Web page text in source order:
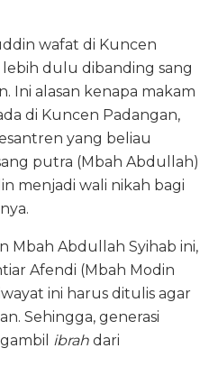
wafat di Kuncen
dulu dibanding sang
Ini alasan kenapa makam
di Kuncen Padangan,
yang beliau
putra (Mbah Abdullah)
menjadi wali nikah bagi
Mbah Abdullah Syihab ini,
Afendi (Mbah Modin
ini harus ditulis agar
Sehingga, generasi
ibrah dari